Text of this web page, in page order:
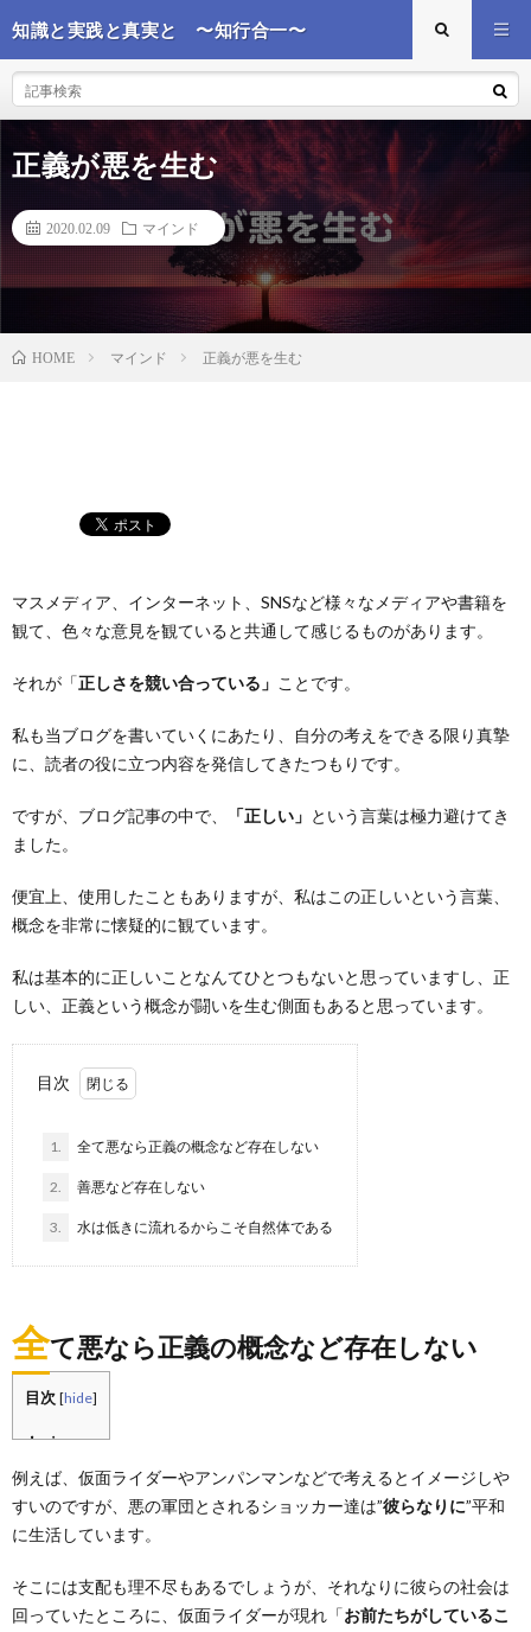
知識と実践と真実と 〜知行合一〜
正義が悪を生む
2020.02.09 マインド
HOME マインド 正義が悪を生む
マスメディア、インターネット、SNSなど様々なメディアや書籍を
観て、色々な意見を観ていると共通して感じるものがあります。
それが「正しさを競い合っている」 ことです。
私も当ブログを書いていくにあたり、自分の考えをできる限り真摯
に、読者の役に立つ内容を発信してきたつもりです。
ですが、ブログ記事の中で、 「正しい」 という言葉は極力避けてき
ました。
便宜上、使用したこともありますが、私はこの正しいという言葉、
概念を非常に懐疑的に観ています。
私は基本的に正しいことなんてひとつもないと思っていますし、正
しい、正義という概念が闘いを生む側面もあると思っています。
目次
1. 全て悪なら正義の概念など存在しない
2. 善悪など存在しない
3. 水は低きに流れるからこそ自然体である
全て悪なら正義の概念など存在しない
目次 [hide]
例えば、仮面ライダーやアンパンマンなどで考えるとイメージしや
すいのですが、悪の軍団とされるショッカー達は”彼らなりに”平和
に生活しています。
そこには支配も理不尽もあるでしょうが、それなりに彼らの社会は
回っていたところに、仮面ライダーが現れ「お前たちがしているこ